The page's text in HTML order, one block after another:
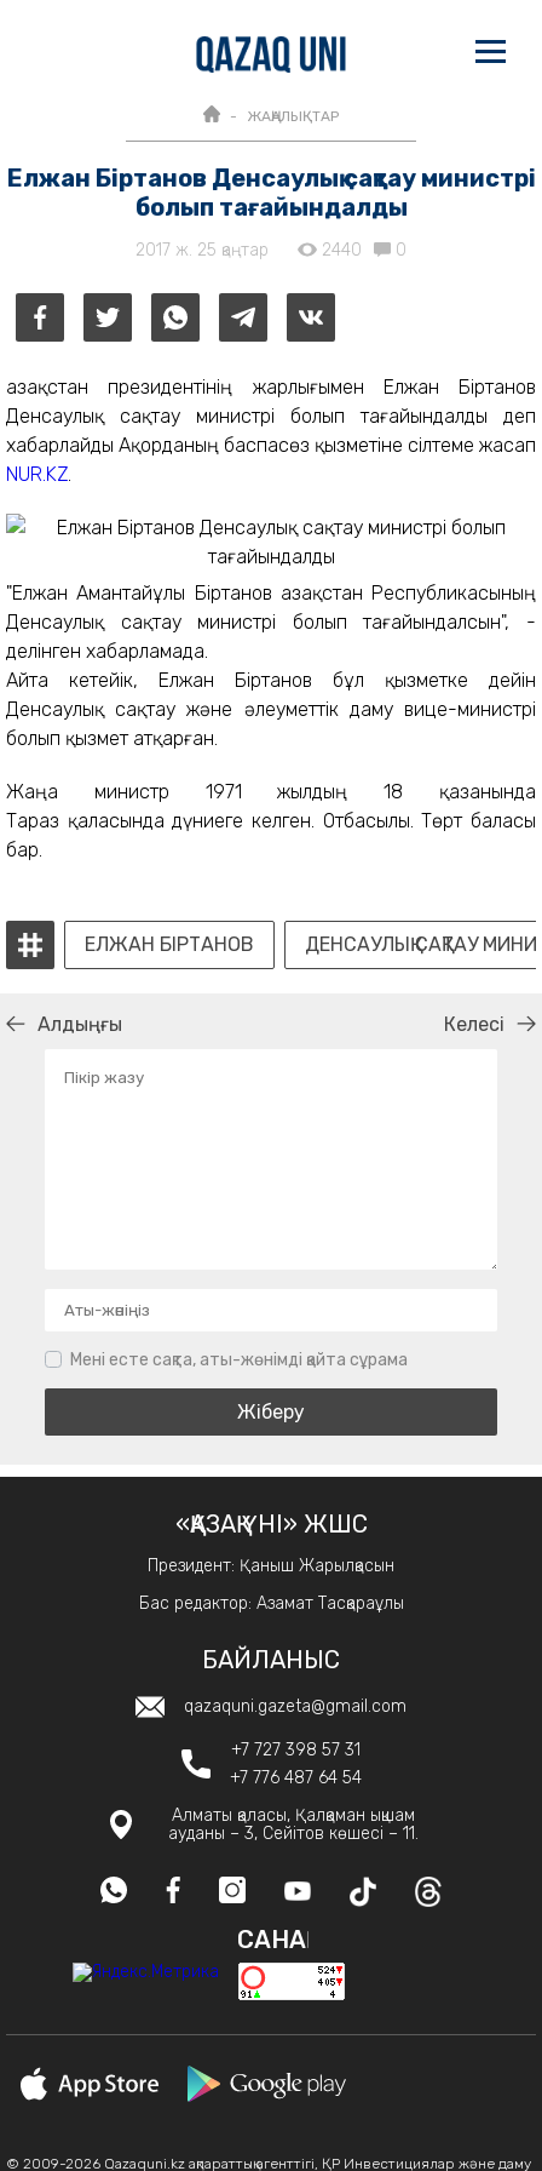
ЖАҢАЛЫҚТАР
Елжан Біртанов Денсаулық сақтау министрі
болып тағайындалды
2017 ж. 25 қаңтар 2440 0
Қазақстан президентінің жарлығымен Елжан Біртанов
Денсаулық сақтау министрі болып тағайындалды деп
хабарлайды Ақорданың баспасөз қызметіне сілтеме жасап
NUR.KZ
"Елжан Амантайұлы Біртанов Қазақстан Республикасының
Денсаулық сақтау министрі болып тағайындалсын", -
делінген хабарламада.
Айта кетейік, Елжан Біртанов бұл қызметке дейін
Денсаулық сақтау және әлеуметтік даму вице-министрі
болып қызмет атқарған.
Жаңа министр 1971 жылдың 18 қазанында
Тараз қаласында дүниеге келген. Отбасылы. Төрт баласы
бар.
ЕЛЖАН БІРТАНОВ ДЕНСАУЛЫҚ САҚТАУ
Алдыңғы Келесі
Мені есте сақта, аты-жөнімді қайта сұрама
«ҚАЗАҚ ҮНІ» ЖШС
Президент: Қаныш Жарылқасын
Бас редактор: Азамат Тасқараұлы
БАЙЛАНЫС
qazaquni.gazeta@gmail.com
+7 727 398 57 31
+7 776 487 64 54
Алматы қаласы, Қалқаман ықшам
ауданы – 3, Сейітов көшесі – 11.
САНАҚ
© 2009-2026 Qazaquni.kz ақпараттық агенттігі, ҚР Инвестициялар және даму